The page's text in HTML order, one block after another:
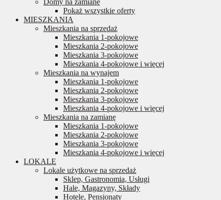
Domy na zamianę
Pokaż wszystkie oferty
MIESZKANIA
Mieszkania na sprzedaż
Mieszkania 1-pokojowe
Mieszkania 2-pokojowe
Mieszkania 3-pokojowe
Mieszkania 4-pokojowe i więcej
Mieszkania na wynajem
Mieszkania 1-pokojowe
Mieszkania 2-pokojowe
Mieszkania 3-pokojowe
Mieszkania 4-pokojowe i więcej
Mieszkania na zamianę
Mieszkania 1-pokojowe
Mieszkania 2-pokojowe
Mieszkania 3-pokojowe
Mieszkania 4-pokojowe i więcej
LOKALE
Lokale użytkowe na sprzedaż
Sklep, Gastronomia, Usługi
Hale, Magazyny, Składy
Hotele, Pensjonaty